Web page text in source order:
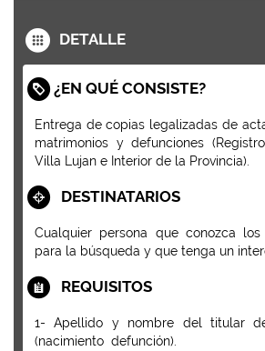
DETALLE
¿EN QUÉ CONSISTE?
Entrega de copias legalizadas de
matrimonios y defunciones
Villa Lujan e Interior de la Provincia).
DESTINATARIOS
Cualquier persona que conozca
para la búsqueda y que tenga un
REQUISITOS
1- Apellido y nombre del titular
(nacimiento  defunción).